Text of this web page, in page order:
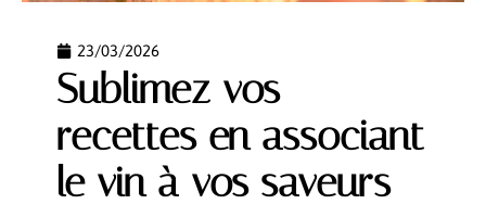
23/03/2026
Sublimez vos
recettes en associant
le vin à vos saveurs